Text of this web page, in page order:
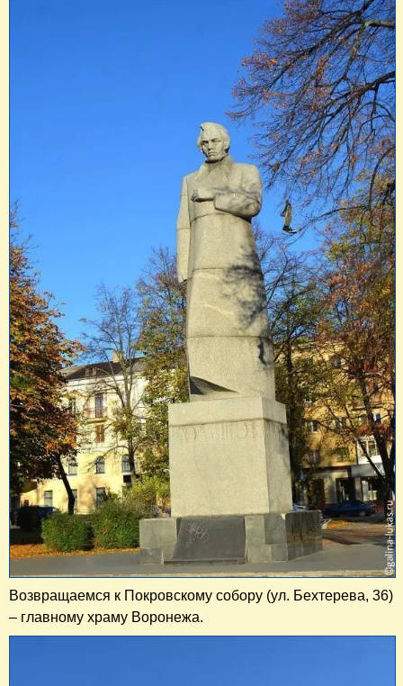
Возвращаемся к Покровскому собору (ул. Бехтерева, 36)
– главному храму Воронежа.